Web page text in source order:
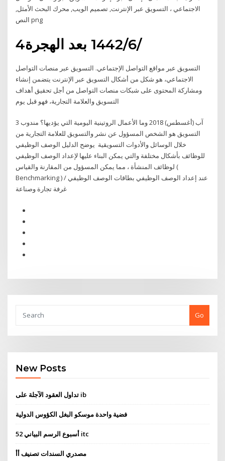
الاجتماعي ، التسويق عبر الإنترنت, تصميم الويب, محرك البحث الأمثل,
النص png
4‏‏/6‏‏/1442 بعد الهجرة
التسويق عبر مواقع التواصل الإجتماعي. التسويق عبر منصات التواصل
الاجتماعي، هو شكل من أشكال التسويق عبر الإنترنت يتضمن إنشاء
ومشاركة المحتوى على شبكات منصات التواصل من أجل تحقيق أهداف
التسويق والعلامة التجارية، فهو قبل يوم
3 آب (أغسطس) 2018 وما الأعمال الروتينية اليومية التي يؤديها؟ مندوب
التسويق هو الشخص المسؤول عن نشر والتسويق للعلامة التجارية من
خلال الوسائل والأدوات التسويقية يوضح الدليل الوصف الوظيفي
للوظائف بأشكال مختلفة والتي يمكن البناء عليها لإعداد الوصف الوظيفي
لوظائف المنشأة ، مما يمكن المسؤول من المقارنة والقياس (
Benchmarking ) عند إعداد الوصف الوظيفي بطاقات الوصف الوظيفي /
غرفة تجارة وصناعة
Go
New Posts
تداول العقود الآجلة على ib
فضية واحدة موسكو البغل الكؤوس الدولية
52 أسبوع الرسم البياني itc
مصدري السندات تصنيف أأ